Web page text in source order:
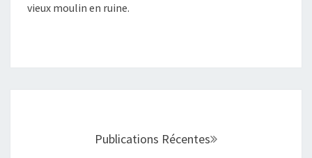
vieux moulin en ruine.
Publications Récentes